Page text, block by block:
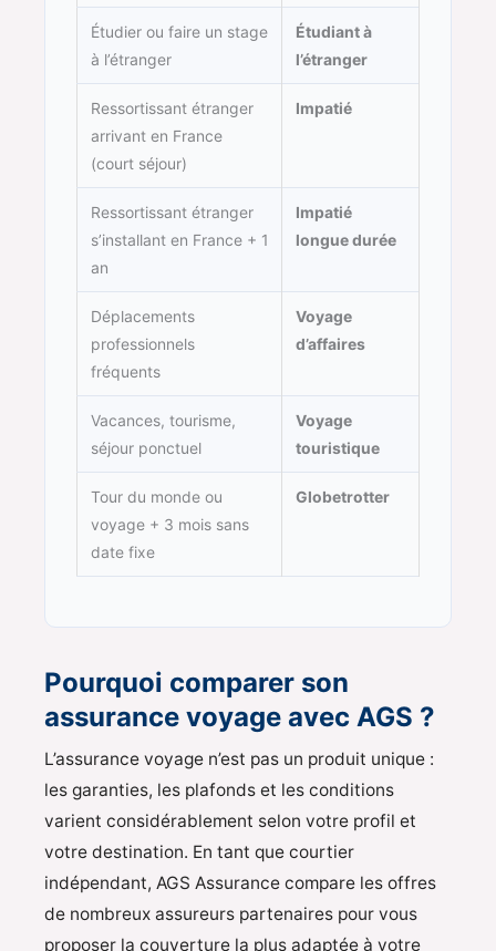
Étudier ou faire un stage
à l’étranger
Étudiant à
l’étranger
Ressortissant étranger
arrivant en France
(court séjour)
Impatié
Ressortissant étranger
s’installant en France + 1
an
Impatié
longue durée
Déplacements
professionnels
fréquents
Voyage
d’affaires
Vacances, tourisme,
séjour ponctuel
Voyage
touristique
Tour du monde ou
voyage + 3 mois sans
date fixe
Globetrotter
Pourquoi comparer son
assurance voyage avec AGS ?
L’assurance voyage n’est pas un produit unique :
les garanties, les plafonds et les conditions
varient considérablement selon votre profil et
votre destination. En tant que courtier
indépendant, AGS Assurance compare les offres
de nombreux assureurs partenaires pour vous
proposer la couverture la plus adaptée à votre